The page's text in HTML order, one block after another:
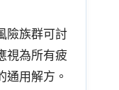
險族群可討
視為所有疲
通用解方。